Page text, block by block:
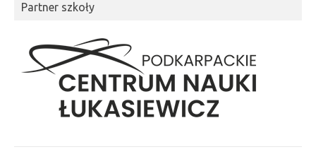
Partner szkoły